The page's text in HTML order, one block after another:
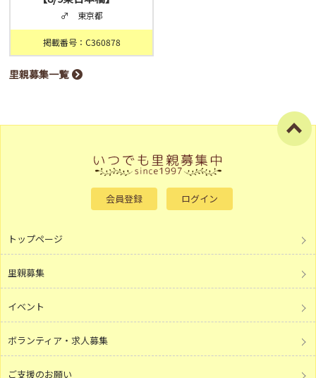
♂ 東京都
掲載番号：C360878
里親募集一覧
会員登録 ログイン
トップページ
里親募集
イベント
ボランティア・求人募集
ご支援のお願い